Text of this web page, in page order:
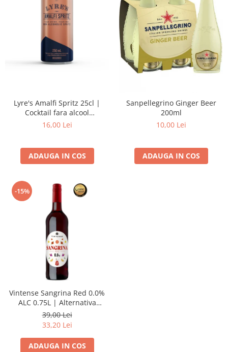
Lyre's Amalfi Spritz 25cl |
Cocktail fara alcool
(alternativa la spritzer italian)
16,00 Lei
ADAUGA IN COS
Sanpellegrino Ginger Beer
200ml
10,00 Lei
ADAUGA IN COS
-15%
Vintense Sangrina Red 0.0%
ALC 0.75L | Alternativa
nealcoolica la sangria
39,00 Lei
33,20 Lei
ADAUGA IN COS